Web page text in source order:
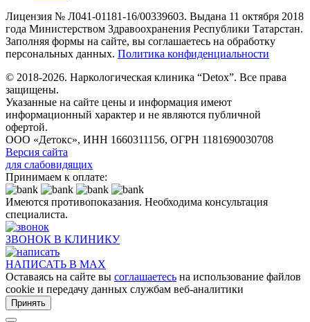
Лицензия № Л041-01181-16/00339603. Выдана 11 октября 2018
года Министерством Здравоохранения Республики Татарстан.
Заполняя формы на сайте, вы соглашаетесь на обработку
персональных данных. Политика конфиденциальности
© 2018-2026. Наркологическая клиника “Detox”. Все права
защищены.
Указанные на сайте цены и информация имеют
информационный характер и не являются публичной
офертой.
ООО «Детокс», ИНН 1660311156, ОГРН 1181690030708
Версия сайта
для слабовидящих
Принимаем к оплате:
Имеются противопоказания. Необходима консультация
специалиста.
ЗВОНОК В КЛИНИКУ
НАПИСАТЬ В MAX
Оставаясь на сайте вы соглашаетесь на использование файлов
cookie и передачу данных службам веб-аналитики
Принять